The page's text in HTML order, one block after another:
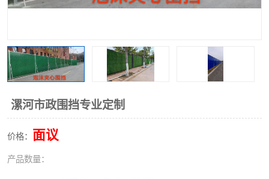
漯河市政围挡专业定制
价格： 面议
产品数量：